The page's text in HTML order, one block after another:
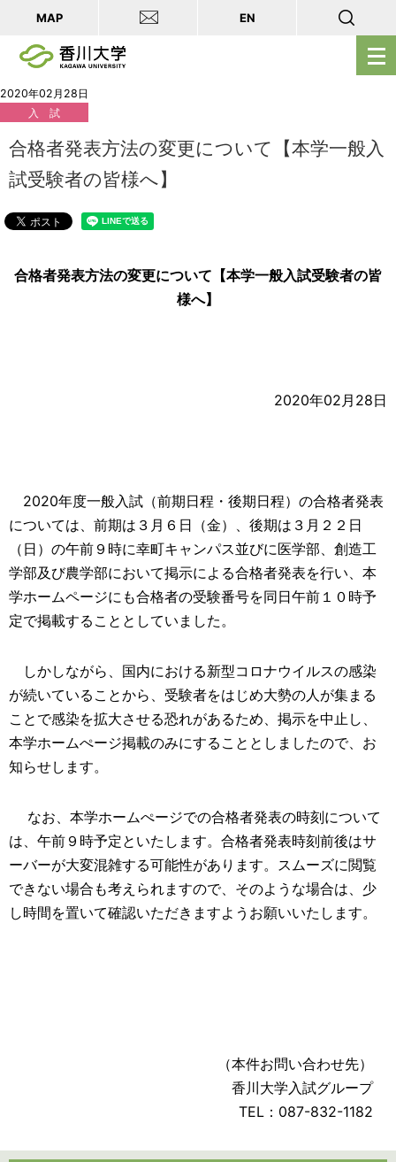
メ
ニ
を
MAP EN
2020年02月28日
入 試
合格者発表方法の変更について【本学一般入
試受験者の皆様へ】
合格者発表方法の変更について【本学一般入試受験者の皆
様へ】
2020年02月28日
2020年度一般入試（前期日程・後期日程）の合格者発表
については、前期は３月６日（金）、後期は３月２２日
（日）の午前９時に幸町キャンパス並びに医学部、創造工
学部及び農学部において掲示による合格者発表を行い、本
学ホームページにも合格者の受験番号を同日午前１０時予
定で掲載することとしていました。
しかしながら、国内における新型コロナウイルスの感染
が続いていることから、受験者をはじめ大勢の人が集まる
ことで感染を拡大させる恐れがあるため、掲示を中止し、
本学ホームぺージ掲載のみにすることとしましたので、お
知らせします。
なお、本学ホームぺージでの合格者発表の時刻について
は、午前９時予定といたします。合格者発表時刻前後はサ
ーバーが大変混雑する可能性があります。スムーズに閲覧
できない場合も考えられますので、そのような場合は、少
し時間を置いて確認いただきますようお願いいたします。
（本件お問い合わせ先）
香川大学入試グループ
TEL：087-832-1182